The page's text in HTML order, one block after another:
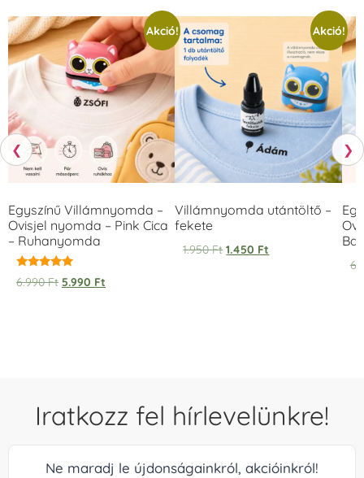
❮
Akció!
Egyszínű Villámnyomda –
Ovisjel nyomda – Pink Cica
– Ruhanyomda
Értékelés:
5.00
6.990Ft 5.990 Ft
Akció!
Villámnyomda utántöltő –
fekete
1.950Ft 1.450 Ft
❯
Iratkozz fel hírlevelünkre!
Ne maradj le újdonságainkról, akcióinkról!